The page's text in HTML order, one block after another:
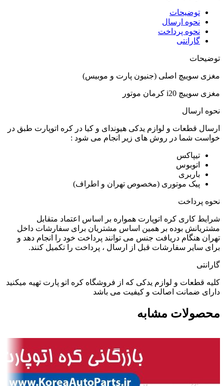
توضیحات
نحوه ارسال
نحوه پرداخت
گارانتی
توضیحات
مغزی سوییچ اصلی (جنیون پارت و موبیس)
مغزی سوییچ i20 کرمان موتور
نحوه ارسال
ارسال قطعات و لوازم یدکی هیوندای و کیا در کره اتوپارت طبق در
خواست شما در روش های زیر انجام می شود :
تیپاکس
اتوبوس
باربری
پیک موتوری (مخصوص تهران و اطراف)
نحوه پرداخت
شرایط کاری کره اتوپارت همواره بر اساس اعتماد متقابل
مشتریانش بوده بر همین اساس مشتریان برای سفارشات داخل
تهران هنگام دریافت جنس می توانند پرداخت خود را انجام دهد و
برای سایر سفارشات قبل از ارسال ، پرداخت را تکمیل کنند.
گارانتی
کلیه قطعات و لوازم یدکی که از فروشگاه کره اتو پارت تهیه میکنید
دارای ضمانت اصالت و کیفیت می باشد
محصولات مشابه